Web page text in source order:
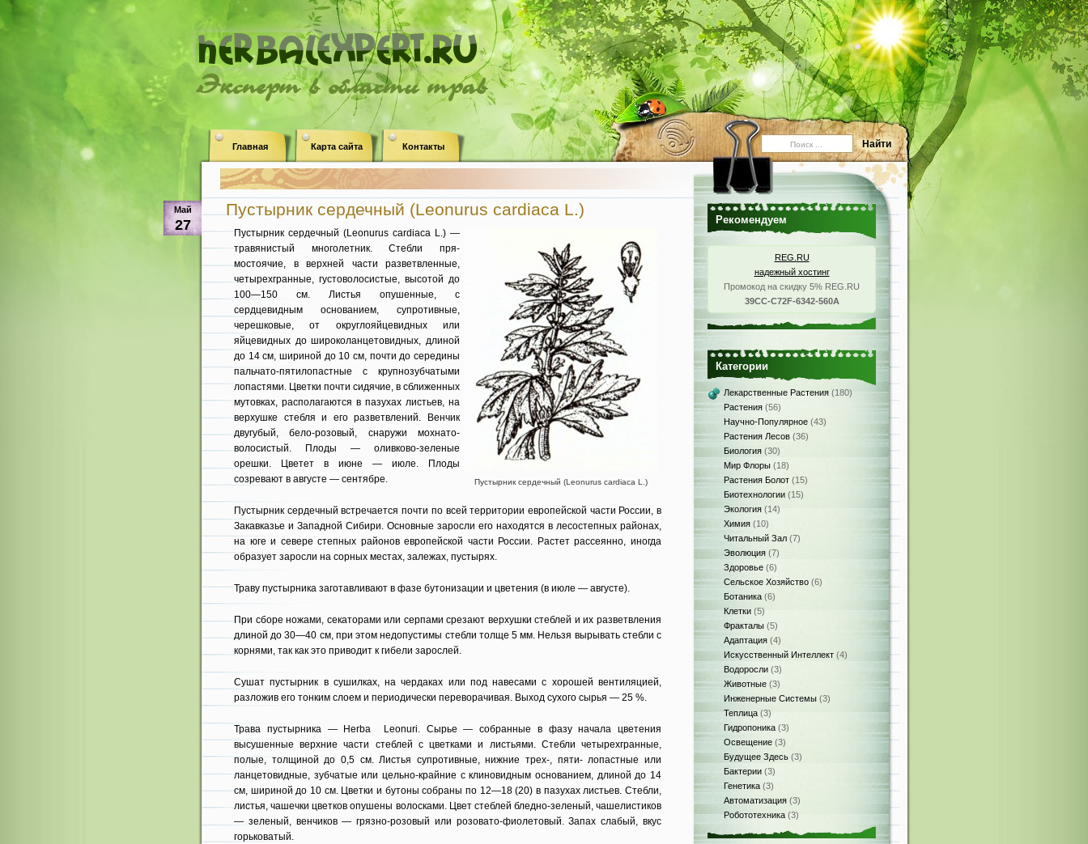
Эксперт в области трав
Главная Карта сайта Контакты
Май
27
Пустырник сердечный (Leonurus cardiaca L.)
Пустырник сердечный (Leonurus cardiaca L.)
Пустырник сердечный (Leonurus cardiaca L.) —
травянистый многолетник. Стебли пря­
мостоячие, в верхней части разветвлен­ные,
четырехгранные, густоволосис­тые, высотой до
100—150 см. Листья опушенные, с
сердцевидным основани­ем, супротивные,
черешковые, от округлояйцевидных или
яйцевидных до широколанцетовидных, длиной
до 14 см, шириной до 10 см, почти до середи­ны
пальчато-пятилопастные с крупно­зубчатыми
лопастями. Цветки почти сидячие, в сближенных
мутовках, рас­полагаются в пазухах листьев, на
вер­хушке стебля и его разветвлений. Венчик
двугубый, бело-розовый, снару­жи мохнато-
волосистый. Плоды — оливково-зеленые
орешки. Цветет в июне — июле. Плоды
созревают в ав­густе — сентябре.
Пустырник сердечный встречается почти по всей территории европейской части России, в
Закавказье и Западной Сибири. Основные заросли его находя­тся в лесостепных районах,
на юге и севере степных районов европейской части России. Растет рассеянно, иногда
образует заросли на сорных местах, залежах, пустырях.
Траву пустырника заготавливают в фазе бутонизации и цветения (в ию­ле — августе).
При сборе ножами, секаторами или серпами срезают верхушки стеблей и их разветвления
длиной до 30—40 см, при этом недопустимы стебли тол­ще 5 мм. Нельзя вырывать стебли с
корнями, так как это приводит к гибели зарослей.
Сушат пустырник в сушилках, на чердаках или под навесами с хорошей вентиляцией,
разложив его тонким слоем и периодически переворачивая. Выход сухого сырья — 25 %.
Трава пустырника — Herba Leonuri. Сырье — собранные в фазу начала цветения
высушенные верхние части стеблей с цветками и листьями. Стебли четырехгранные,
полые, толщиной до 0,5 см. Листья супротивные, нижние трех-, пяти- лопастные или
ланцетовид­ные, зубчатые или цельно-крайние с клиновидным основанием, длиной до 14
см, шириной до 10 см. Цветки и бутоны собраны по 12—18 (20) в пазу­хах листьев. Стебли,
листья, чашечки цветков опушены волосками. Цвет сте­блей бледно-зеленый, чашелистиков
— зеленый, венчиков — грязно-розовый или розовато-фиолетовый. Запах сла­бый, вкус
горьковатый.
Рекомендуем
REG.RU
надежный хостинг
Промокод на скидку 5% REG.RU
39CC-C72F-6342-560A
Категории
Лекарственные Растения (180)
Растения (56)
Научно-Популярное (43)
Растения Лесов (36)
Биология (30)
Мир Флоры (18)
Растения Болот (15)
Биотехнологии (15)
Экология (14)
Химия (10)
Читальный Зал (7)
Эволюция (7)
Здоровье (6)
Сельское Хозяйство (6)
Ботаника (6)
Клетки (5)
Фракталы (5)
Адаптация (4)
Искусственный Интеллект (4)
Водоросли (3)
Животные (3)
Инженерные Системы (3)
Теплица (3)
Гидропоника (3)
Освещение (3)
Будущее Здесь (3)
Бактерии (3)
Генетика (3)
Автоматизация (3)
Робототехника (3)